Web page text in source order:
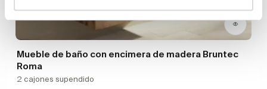
Mueble de baño con encimera de madera Bruntec
Roma
2 cajones supendido